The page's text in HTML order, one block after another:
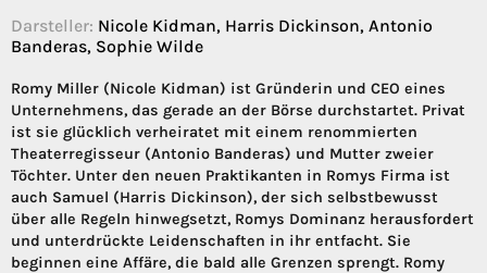
Darsteller: Nicole Kidman, Harris Dickinson, Antonio
Banderas, Sophie Wilde
Romy Miller (Nicole Kidman) ist Gründerin und CEO eines
Unternehmens, das gerade an der Börse durchstartet. Privat
ist sie glücklich verheiratet mit einem renommierten
Theaterregisseur (Antonio Banderas) und Mutter zweier
Töchter. Unter den neuen Praktikanten in Romys Firma ist
auch Samuel (Harris Dickinson), der sich selbstbewusst
über alle Regeln hinwegsetzt, Romys Dominanz herausfordert
und unterdrückte Leidenschaften in ihr entfacht. Sie
beginnen eine Affäre, die bald alle Grenzen sprengt. Romy